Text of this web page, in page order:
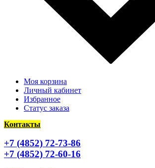
Моя корзина
Личный кабинет
Избранное
Статус заказа
Контакты
+7 (4852) 72-73-86
+7 (4852) 72-60-16